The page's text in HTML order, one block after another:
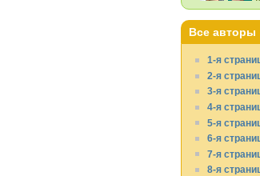
Все авторы
1-я
2-я
3-я
4-я
5-я
6-я
7-я
8-я